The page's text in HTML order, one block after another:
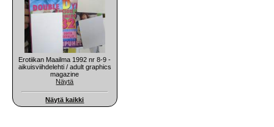
Erotiikan Maailma 1992 nr 8-9 -
aikuisviihdelehti / adult graphics
magazine
Näytä
Näytä kaikki